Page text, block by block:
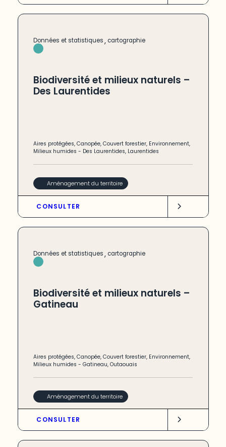
Données et statistiques, cartographie
Biodiversité et milieux naturels –
Des Laurentides
Aires protégées,Canopée,Couvert forestier, Environnement,
Milieux humides - Des Laurentides, Laurentides
Aménagement du territoire
CONSULTER
Données et statistiques, cartographie
Biodiversité et milieux naturels –
Gatineau
Aires protégées,Canopée,Couvert forestier, Environnement,
Milieux humides -Gatineau,Outaouais
Aménagement du territoire
CONSULTER